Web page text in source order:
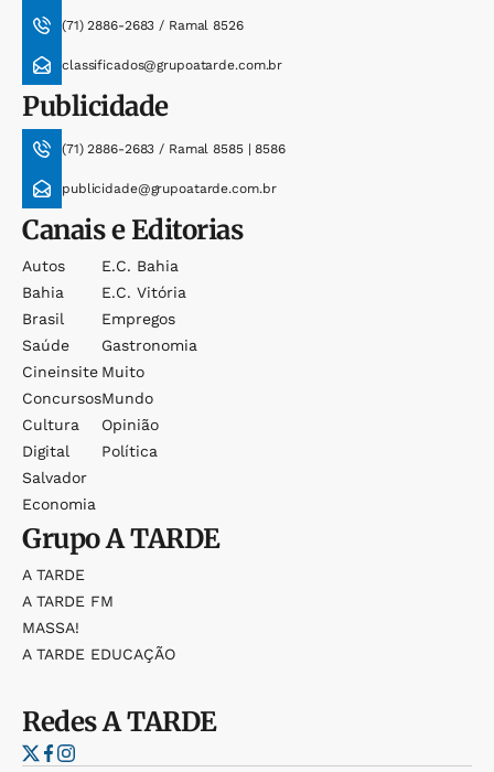
(71) 2886-2683 / Ramal 8526
classificados@grupoatarde.com.br
Publicidade
(71) 2886-2683 / Ramal 8585 | 8586
publicidade@grupoatarde.com.br
Canais e Editorias
Autos
Bahia
Brasil
Saúde
Cineinsite
Concursos
Cultura
Digital
Salvador
Economia
E.c. Bahia
E.c. Vitória
Empregos
Gastronomia
Muito
Mundo
Opinião
Política
GrupoA TARDE
A TARDE
A TARDE FM
MASSA!
A TARDE EDUCAÇÃO
RedesA TARDE